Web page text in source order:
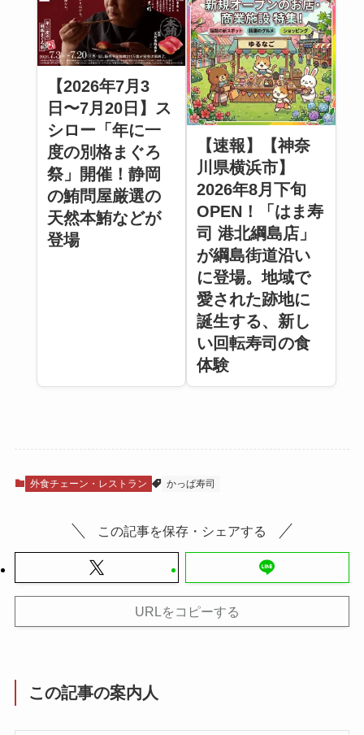
【2026年7月3
日〜7月20日】ス
シロー「年に一
度の別格まぐろ
祭」開催！静岡
の鮪問屋厳選の
天然本鮪などが
登場
【速報】【神奈
川県横浜市】
2026年8月下旬
OPEN！「はま寿
司 港北綱島店」
が綱島街道沿い
に登場。地域で
愛された跡地に
誕生する、新し
い回転寿司の食
体験
外食チェーン・レストラン かっぱ寿司
この記事を保存・シェアする
URLをコピーする
この記事の案内人